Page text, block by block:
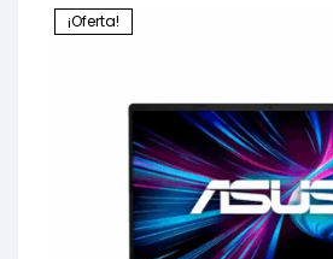
¡Oferta!